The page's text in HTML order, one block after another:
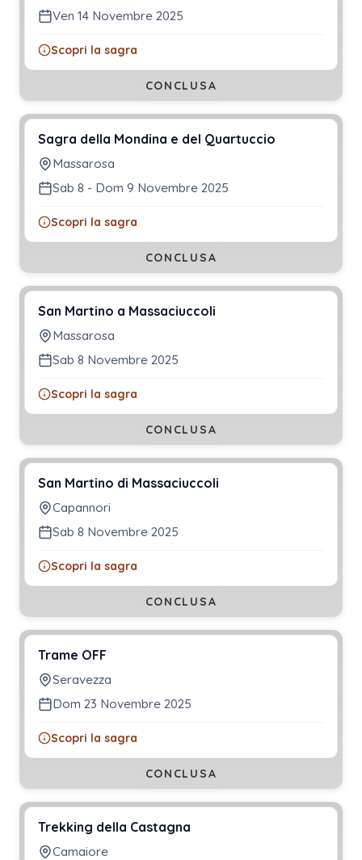
Ven 14 Novembre 2025
Scopri la sagra
CONCLUSA
Sagra della Mondina e del Quartuccio
Massarosa
Sab 8 - Dom 9 Novembre 2025
Scopri la sagra
CONCLUSA
San Martino a Massaciuccoli
Massarosa
Sab 8 Novembre 2025
Scopri la sagra
CONCLUSA
San Martino di Massaciuccoli
Capannori
Sab 8 Novembre 2025
Scopri la sagra
CONCLUSA
Trame OFF
Seravezza
Dom 23 Novembre 2025
Scopri la sagra
CONCLUSA
Trekking della Castagna
Camaiore